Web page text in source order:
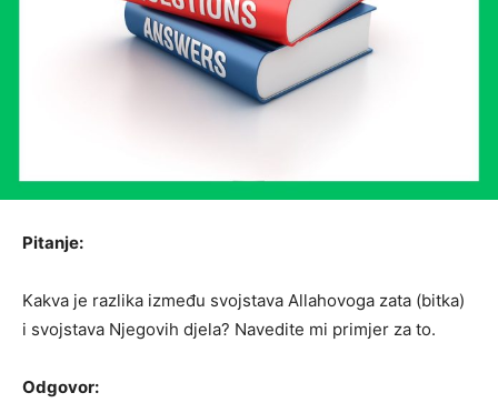
Pitanje:
Kakva je razlika između svojstava Allahovoga zata (bitka)
i svojstava Njegovih djela? Navedite mi primjer za to.
Odgovor: